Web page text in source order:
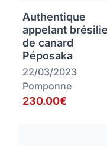
Authentique
appelant
de canard
Péposaka
22/03/2023
Pomponne
230.00€